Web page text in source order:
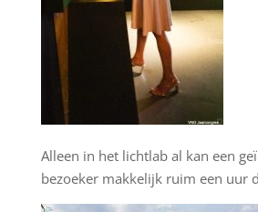
Alleen in het lichtlab al kan een
bezoeker makkelijk ruim een uur